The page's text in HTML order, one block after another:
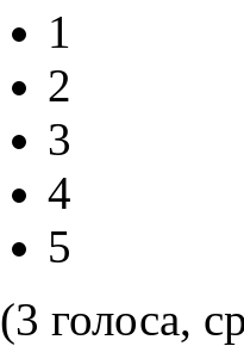
1
2
3
4
5
(3 голоса,